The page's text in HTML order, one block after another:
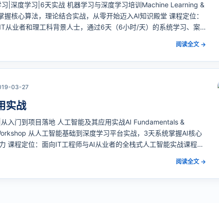
|深度学习|6天实战 机器学习与深度学习培训Machine Learning &
核心算法，理论结合实战，从零开始迈入AI知识殿堂 课程定位：
从业者和理工科背景人士，通过6天（6小时/天）的系统学习、案
阅读全文 →
03-27
实战
入门到项目落地 人工智能及其应用实战AI Fundamentals &
从人工智能基础到深度学习平台实战，3天系统掌握AI核心
课程定位：面向IT工程师与AI从业者的全栈式人工智能实战课程…
阅读全文 →